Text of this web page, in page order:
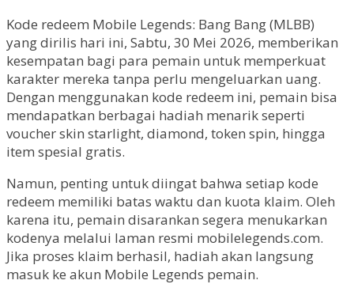
Kode redeem Mobile Legends: Bang Bang (MLBB)
yang dirilis hari ini, Sabtu, 30 Mei 2026, memberikan
kesempatan bagi para pemain untuk memperkuat
karakter mereka tanpa perlu mengeluarkan uang.
Dengan menggunakan kode redeem ini, pemain bisa
mendapatkan berbagai hadiah menarik seperti
voucher skin starlight, diamond, token spin, hingga
item spesial gratis.
Namun, penting untuk diingat bahwa setiap kode
redeem memiliki batas waktu dan kuota klaim. Oleh
karena itu, pemain disarankan segera menukarkan
kodenya melalui laman resmi mobilelegends.com.
Jika proses klaim berhasil, hadiah akan langsung
masuk ke akun Mobile Legends pemain.